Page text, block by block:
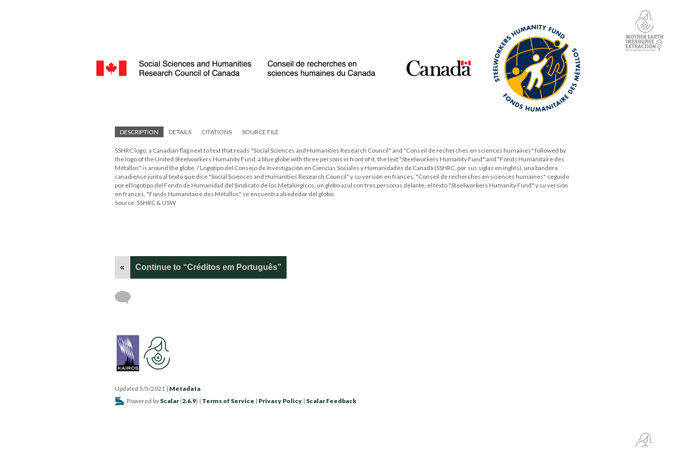
DESCRIPTION DETAILS CITATIONS SOURCE FILE
SSHRC logo, a Canadian flag next to text that reads "Social Sciences and Humanities Research Council" and "Conseil de recherches en sciences humaines" followed by
the logo of the United Steelworkers Humanity Fund, a blue globe with three persons in front of it, the text "Steelworkers Humanity Fund" and "Fonds Humanitaire des
Métallos" is around the globe. / Logotipo del Consejo de Investigación en Ciencias Sociales y Humanidades de Canadá (SSHRC, por sus siglas en inglés), una bandera
canadiense junto al texto que dice "Social Sciences and Humanities Research Council" y su versión en frances, "Conseil de recherches en sciences humaines" seguido
por el logotipo del Fondo de Humanidad del Sindicato de los Metalúrgicos, un globo azul con tres personas delante, el texto "Steelworkers Humanity Fund" y su versión
en frances, "Fonds Humanitaire des Métallos" se encuentra alrededor del globo.
Source: SSHRC & USW
« Continue to “Créditos em Português”
Updated 5/3/2021 | Metadata
Powered by Scalar (2.6.9) | Terms of Service | Privacy Policy | Scalar Feedback